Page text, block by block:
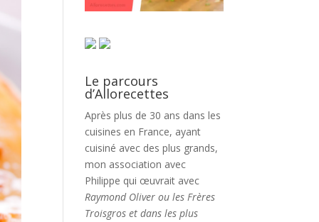
Le parcours
d’Allorecettes
Après plus de 30 ans dans les
cuisines en France, ayant
cuisiné avec des plus grands,
mon association avec
Philippe qui œuvrait avec
Raymond Oliver ou les Frères
Troisgros et dans les plus